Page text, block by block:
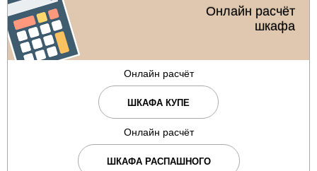
Онлайн расчёт
шкафа
Онлайн расчёт
ШКАФА КУПЕ
Онлайн расчёт
ШКАФА РАСПАШНОГО